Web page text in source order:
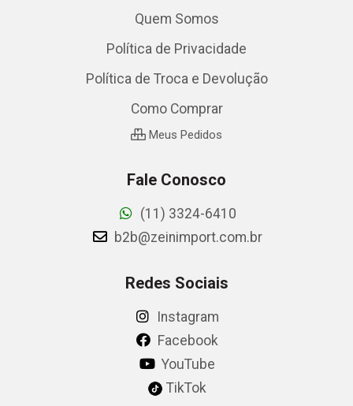
Quem Somos
Política de Privacidade
Política de Troca e Devolução
Como Comprar
Meus Pedidos
Fale Conosco
(11) 3324-6410
b2b@zeinimport.com.br
Redes Sociais
Instagram
Facebook
YouTube
TikTok